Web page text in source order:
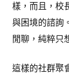
樣，而且，校
與困境的諮詢
閒聊，純粹只
這樣的社群聚